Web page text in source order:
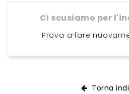
Ci scusiamo per
Prova a fare
Torna